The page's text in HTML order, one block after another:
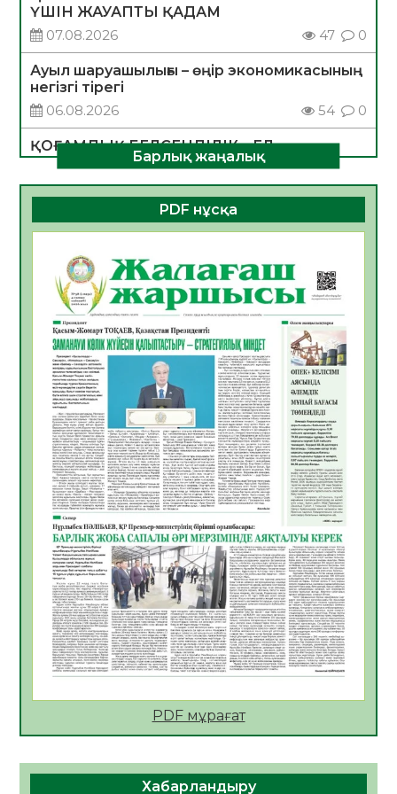
ҮШІН ЖАУАПТЫ ҚАДАМ
07.08.2026
47 0
Ауыл шаруашылығы – өңір экономикасының
негізгі тірегі
06.08.2026
54 0
ҚОҒАМДЫҚ БЕЛСЕНДІЛІК – ЕЛ
ДАМУЫНЫҢ НЕГІЗІ
06.08.2026
52 0
ҚҰРЫЛТАЙ САЙЛАУЫ – БОЛАШАҚҚА
БАСТАР ЖАУАПТЫ ТАҢДАУ
06.08.2026
Инфекциялық ауруларға қарсы иммундау
жұмыстарының тиімділігі
06.08.2026
56
Көкжөтел ауруы туралы
06.08.2026
54
АПВ вакцинасы туралы мәлімет
06.08.2026
54
Open Air: Қызылорда облысы полиция
департаменті 20 мыңнан астам
көрерменнің қауіпсіздігін қамтамасыз етті
06.08.2026
65
ҚЫЗЫЛОРДАДА «САНАЛЫ ҰРПАҚ –
ЖАРҚЫН БОЛАШАҚ» АТТЫ КЕҢЕЙТІЛГЕН
МӘЖІЛІС ӨТТІ
05.08.2026
66
Қазақстан Орталық Азиядағы көшуге ең
азаматтың міндеті
Барлық жаңалық
PDF нұсқа
PDF мұрағат
Хабарландыру